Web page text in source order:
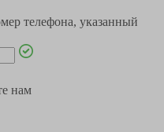
телефона, указанный
нам